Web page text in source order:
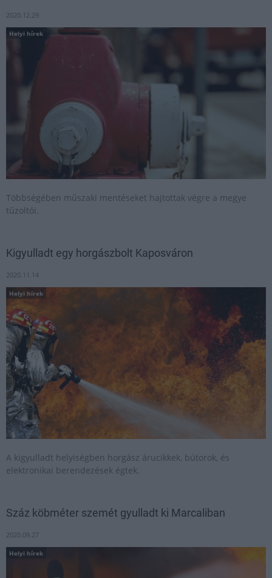
2020.12.29
Helyi hírek
Többségében műszaki mentéseket hajtottak végre a megye
tűzoltói.
Kigyulladt egy horgászbolt Kaposváron
2020.11.14
Helyi hírek
A kigyulladt helyiségben horgász árucikkek, bútorok, és
elektronikai berendezések égtek.
Száz köbméter szemét gyulladt ki Marcaliban
2020.09.27
Helyi hírek